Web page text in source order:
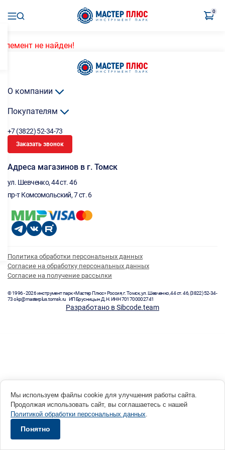
0
Элемент не найден!
О компании
Покупателям
+7 (3822) 52-34-73
Заказать звонок
Адреса магазинов в г. Томск
ул. Шевченко, 44 ст. 46
пр-т Комсомольский, 7 ст. 6
Политика обработки персональных данных
Согласие на обработку персональных данных
Согласие на получение рассылки
© 1996 - 2026 инструмент парк «Мастер Плюс» Россия, г. Томск, ул. Шевченко, 44 ст. 46, (3822) 52-34-
73 okp@masterplus.tomsk.ru ИП Брусницын Д.Н. ИНН 701700002741
Разработано в Sibcode.team
Мы используем файлы cookie для улучшения работы сайта.
Продолжая использовать сайт, вы соглашаетесь с нашей
Политикой обработки персональных данных.
Понятно